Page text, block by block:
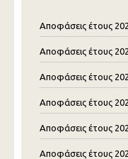
Αποφάσεις έτους
Αποφάσεις έτους
Αποφάσεις έτους
Αποφάσεις έτους
Αποφάσεις έτους
Αποφάσεις έτους